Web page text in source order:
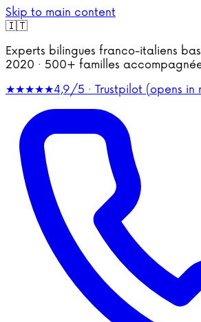
Skip to main content
🇮🇹
Experts bilingues franco-italiens
2020 · 500+ familles
★★★★★4,9/5 · Trustpilot (opens in